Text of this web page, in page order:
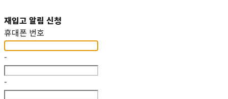
재입고 알림 신청
휴대폰 번호
-
-